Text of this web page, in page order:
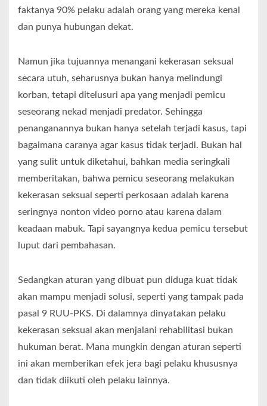
faktanya 90% pelaku adalah orang yang mereka kenal
dan punya hubungan dekat.
Namun jika tujuannya menangani kekerasan seksual
secara utuh, seharusnya bukan hanya melindungi
korban, tetapi ditelusuri apa yang menjadi pemicu
seseorang nekad menjadi predator. Sehingga
penanganannya bukan hanya setelah terjadi kasus, tapi
bagaimana caranya agar kasus tidak terjadi. Bukan hal
yang sulit untuk diketahui, bahkan media seringkali
memberitakan, bahwa pemicu seseorang melakukan
kekerasan seksual seperti perkosaan adalah karena
seringnya nonton video porno atau karena dalam
keadaan mabuk. Tapi sayangnya kedua pemicu tersebut
luput dari pembahasan.
Sedangkan aturan yang dibuat pun diduga kuat tidak
akan mampu menjadi solusi, seperti yang tampak pada
pasal 9 RUU-PKS. Di dalamnya dinyatakan pelaku
kekerasan seksual akan menjalani rehabilitasi bukan
hukuman berat. Mana mungkin dengan aturan seperti
ini akan memberikan efek jera bagi pelaku khususnya
dan tidak diikuti oleh pelaku lainnya.